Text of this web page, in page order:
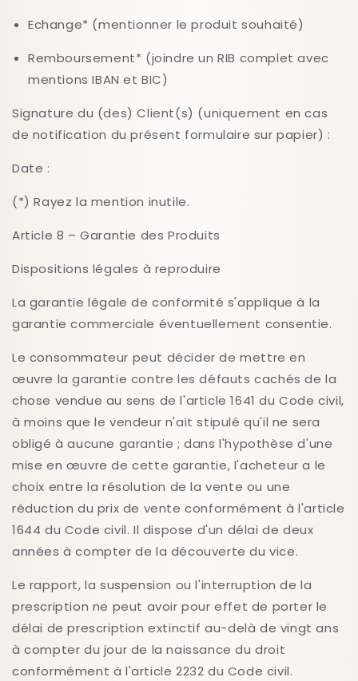
Echange* (mentionner le produit souhaité)
Remboursement* (joindre un RIB complet avec
mentions IBAN et BIC)
Signature du (des) Client(s) (uniquement en cas
de notification du présent formulaire sur papier) :
Date :
(*) Rayez la mention inutile.
Article 8 – Garantie des Produits
Dispositions légales à reproduire
La garantie légale de conformité s'applique à la
garantie commerciale éventuellement consentie.
Le consommateur peut décider de mettre en
œuvre la garantie contre les défauts cachés de la
chose vendue au sens de l'article 1641 du Code civil,
à moins que le vendeur n'ait stipulé qu'il ne sera
obligé à aucune garantie ; dans l'hypothèse d'une
mise en œuvre de cette garantie, l'acheteur a le
choix entre la résolution de la vente ou une
réduction du prix de vente conformément à l'article
1644 du Code civil. Il dispose d'un délai de deux
années à compter de la découverte du vice.
Le rapport, la suspension ou l'interruption de la
prescription ne peut avoir pour effet de porter le
délai de prescription extinctif au-delà de vingt ans
à compter du jour de la naissance du droit
conformément à l'article 2232 du Code civil.